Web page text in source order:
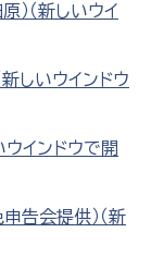
） （新しいウイ
新しいウインドウ
ウインドウで開
申告会提供） （新